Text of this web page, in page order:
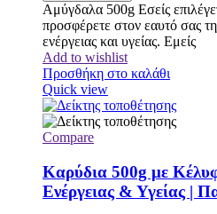
Αμύγδαλα 500g Εσείς
προσφέρετε στον εαυτό σας
ενέργειας και υγείας. Εμείς
Add to wishlist
Προσθήκη στο καλάθι
Quick view
Compare
Καρύδια 500g με
Ενέργειας & Υγείας |